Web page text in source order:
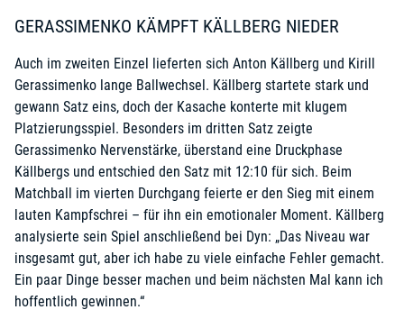
GERASSIMENKO KÄMPFT KÄLLBERG NIEDER
Auch im zweiten Einzel lieferten sich Anton Källberg und Kirill
Gerassimenko lange Ballwechsel. Källberg startete stark und
gewann Satz eins, doch der Kasache konterte mit klugem
Platzierungsspiel. Besonders im dritten Satz zeigte
Gerassimenko Nervenstärke, überstand eine Druckphase
Källbergs und entschied den Satz mit 12:10 für sich. Beim
Matchball im vierten Durchgang feierte er den Sieg mit einem
lauten Kampfschrei – für ihn ein emotionaler Moment. Källberg
analysierte sein Spiel anschließend bei Dyn: „Das Niveau war
insgesamt gut, aber ich habe zu viele einfache Fehler gemacht.
Ein paar Dinge besser machen und beim nächsten Mal kann ich
hoffentlich gewinnen.“